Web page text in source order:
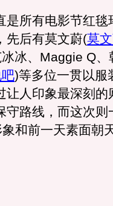
所有电影节红毯
先后有莫文蔚(莫
冰冰、Maggie Q、
)等多位一贯以服
让人印象最深刻的
守路线，而这次则
和前一天素面朝